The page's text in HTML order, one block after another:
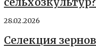
28.02.2026
Селекция